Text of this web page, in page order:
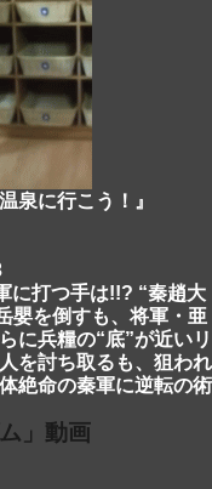
泉に行こう！』
に打つ手は!!? “秦趙大
嬰を倒すも、将軍・亜
に兵糧の“底”が近いリ
を討ち取るも、狙われ
絶命の秦軍に逆転の術
」動画